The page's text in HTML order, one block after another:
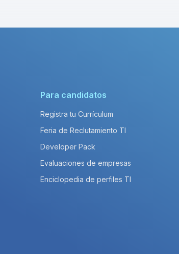
Para candidatos
Registra tu Currículum
Feria de Reclutamiento TI
Developer Pack
Evaluaciones de empresas
Enciclopedia de perfiles TI